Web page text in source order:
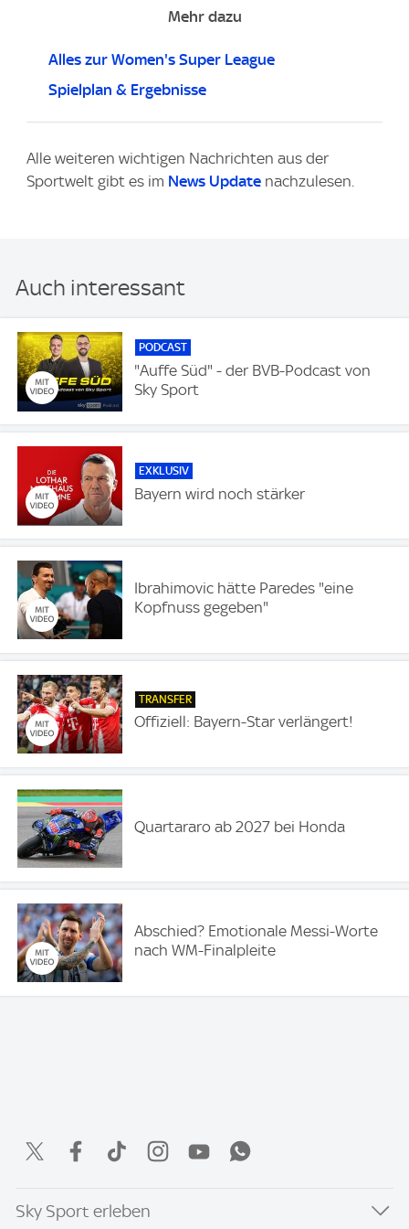
Mehr dazu
Alles zur Women's Super League
Spielplan & Ergebnisse
Alle weiteren wichtigen Nachrichten aus der
Sportwelt gibt es im News Update nachzulesen.
Auch interessant
PODCAST
"Auffe Süd" - der BVB-Podcast von
Sky Sport
EXKLUSIV
Bayern wird noch stärker
Ibrahimovic hätte Paredes "eine
Kopfnuss gegeben"
TRANSFER
Offiziell: Bayern-Star verlängert!
Quartararo ab 2027 bei Honda
Abschied? Emotionale Messi-Worte
nach WM-Finalpleite
Sky Sport erleben